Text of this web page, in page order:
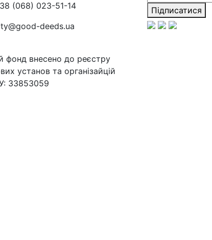
(068) 023-51-14
deeds.ua
фонд внесено до реєстру
установ та організайцій
33853059
Підписатися